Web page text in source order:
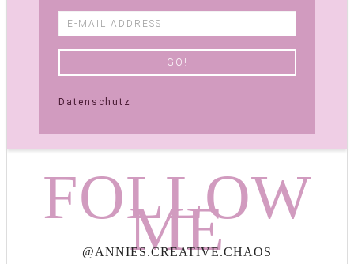
Datenschutz
FOLLOW
ME
@ANNIES.CREATIVE.CHAOS